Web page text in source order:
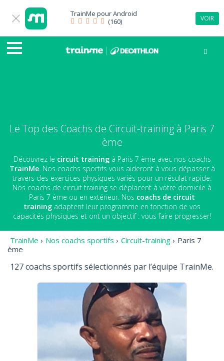
TrainMe pourAndroid
(160)
VOIR
Le Top des Coachs de Circuit-training à Paris 7
ème
Découvrez le circuit trainingà Paris 7 ème avec nos coachs
TrainMe. Nos coachs sportifs vous aideront à vous dépasser à
travers des exercices physiques variés pour un résulat rapide.
Nos coachs de circuit training se déplacent à votre domicile à
Paris 7 ème ou en extérieur. Nos coachs de circuit
training adaptent leur programme en fonction de vos
capacités physiques et ont un objectif : vous faire progresser!
TrainMe › Nos coachs sportifs › Circuit-training › Paris 7
ème
127 coachs sportifs sélectionnés par l’équipe TrainMe.